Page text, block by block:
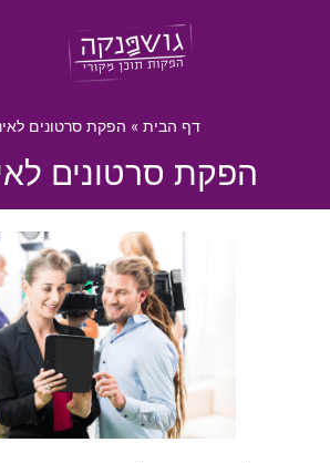
דף הבית » הפקת סרטונים
הפקת סרטונים